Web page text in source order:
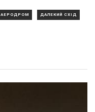
АЕРОДРОМ ДАЛЕКИЙ СХІД